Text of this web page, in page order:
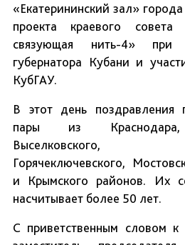
«Екатерининский зал»
проекта краевого совета
связующая нить-4» при
губернатора Кубани и
КубГАУ.
В этот день поздравления
пары из Краснодара,
Выселковского,
Горячеключевского,
и Крымского районов. Их
насчитывает более 50 лет.
С приветственным словом к